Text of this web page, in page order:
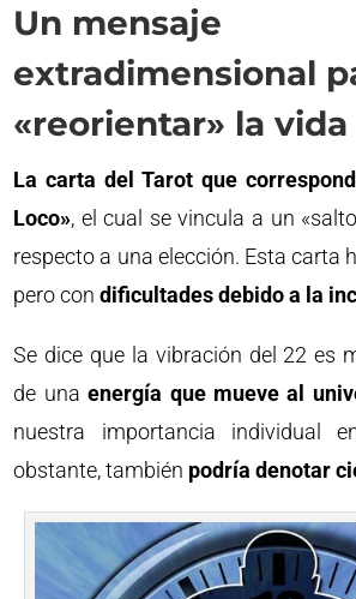
Un mensaje
extradimensional
«reorientar» la vida
La carta del Tarot que
Loco», el cual se vincula a un
respecto a una elección. Esta carta
pero condificultades debido a la
Se dice que la vibración del 22 es
de unaenergía que mueve al
nuestra importancia individual
obstante, también podría denotar